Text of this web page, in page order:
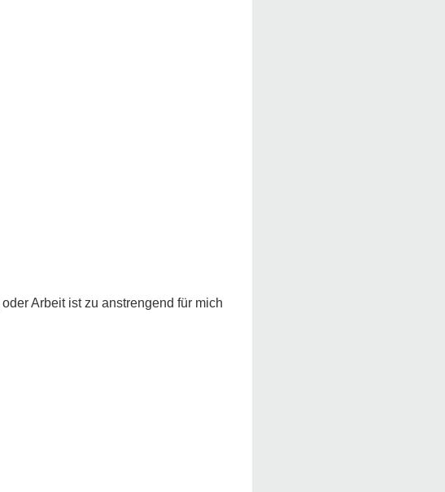
Arbeit ist zu anstrengend für mich